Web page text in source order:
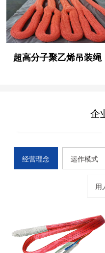
超高分子聚乙烯吊装绳
企
经营理念 运作模式
用